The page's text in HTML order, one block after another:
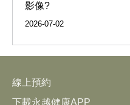
影像?
2026-07-02
線上預約
下載永越健康APP